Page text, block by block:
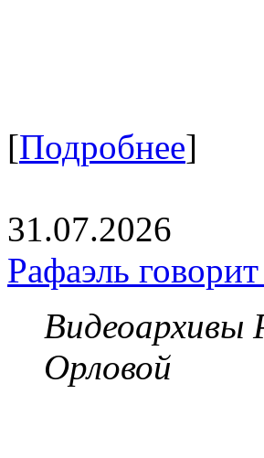
[Подробнее]
31.07.2026
Рафаэль
Видеоархивы
Орловой